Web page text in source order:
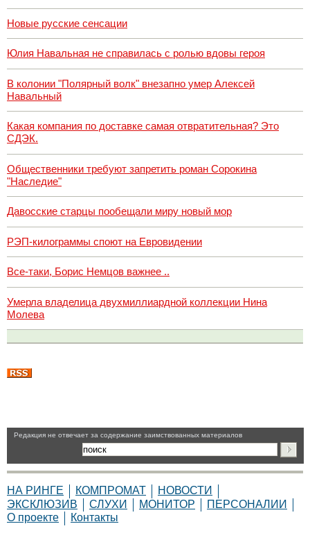
Новые русские сенсации
Юлия Навальная не справилась с ролью вдовы героя
В колонии "Полярный волк" внезапно умер Алексей
Навальный
Какая компания по доставке самая отвратительная? Это
СДЭК.
Общественники требуют запретить роман Сорокина
"Наследие"
Давосские старцы пообещали миру новый мор
РЭП-килограммы споют на Евровидении
Все-таки, Борис Немцов важнее ..
Умерла владелица двухмиллиардной коллекции Нина
Молева
Pедакция не отвечает за содержание заимствованных материалов
НА РИНГЕ КОМПРОМАТ
НОВОСТИ
ЭКСКЛЮЗИВ
СЛУХИ МОНИТОР
ПЕРСОНАЛИИ
О проекте
Контакты